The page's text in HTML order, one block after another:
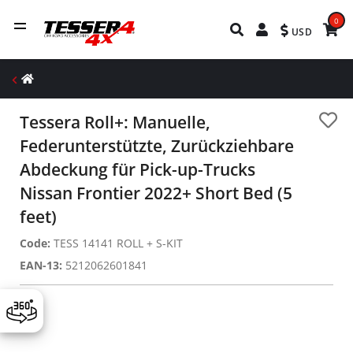
USD
0
Tessera Roll+: Manuelle,
Federunterstützte, Zurückziehbare
Abdeckung für Pick-up-Trucks
Nissan Frontier 2022+ Short Bed (5
feet)
Code: TESS 14141 ROLL + S-KIT
EAN-13: 5212062601841